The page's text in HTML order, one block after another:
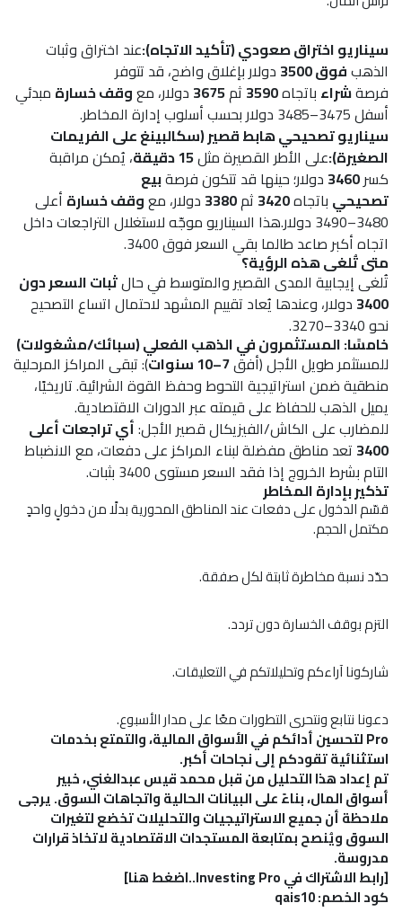
سيناريو اختراق صعودي (تأكيد الاتجاه):عند اختراق وثبات
الذهبفوق 3500
دولار بإغلاق واضح، قد تتوفر
فرصةشراء باتجاه3590 ثم3675 دولار، معوقف خسارة مبدئي
أسفل 3475–3485 دولار بحسب أسلوب إدارة المخاطر.
سيناريو تصحيحي هابط قصير (سكالبينغ على الفريمات
الصغيرة):على الأطر القصيرة مثل15 دقيقة
، يُمكن مراقبة
كسر3460 دولار؛ حينها قد تتكون فرصةبيع
تصحيحي باتجاه3420 ثم3380 دولار، معوقف خسارة أعلى
3480–3490 دولار.هذا السيناريو موجّه لاستغلال التراجعات داخل
اتجاه أكبر صاعد طالما بقي السعر فوق 3400.
متى تُلغى هذه الرؤية؟
تُلغى إيجابية المدى القصير والمتوسط في حالثبات السعر دون
3400 دولار، وعندها يُعاد تقييم المشهد لاحتمال اتساع التصحيح
نحو 3340–3270.
خامسًا: المستثمرون في الذهب الفعلي (سبائك/مشغولات)
للمستثمر طويل الأجل (أفق7–10 سنوات
): تبقى المراكز المرحلية
منطقية ضمن استراتيجية التحوط وحفظ القوة الشرائية. تاريخيًا،
يميل الذهب للحفاظ على قيمته عبر الدورات الاقتصادية.
للمضارب على الكاش/الفيزيكال قصير الأجل:أي تراجعات أعلى
3400 تعد مناطق مفضلة لبناء المراكز على دفعات، مع الانضباط
التام بشرط الخروج إذا فقد السعر مستوى 3400 بثبات.
تذكير بإدارة المخاطر
قسّم الدخول على دفعات عند المناطق المحورية بدلًا من دخولٍ واحدٍ
مكتمل الحجم.
حدّد نسبة مخاطرة ثابتة لكل صفقة.
التزم بوقف الخسارة دون تردد.
شاركونا آراءكم وتحليلاتكم في التعليقات.
دعونا نتابع ونتحرى التطورات معًا على مدار الأسبوع.
Pro لتحسين أدائكم في الأسواق المالية، والتمتع بخدمات
استثنائية تقودكم إلى نجاحات أكبر.
تم إعداد هذا التحليل من قبل محمد قيس عبدالغني، خبير
أسواق المال، بناءً على البيانات الحالية واتجاهات السوق. يرجى
ملاحظة أن جميع الاستراتيجيات والتحليلات تخضع لتغيرات
السوق ويُنصح بمتابعة المستجدات الاقتصادية لاتخاذ قرارات
مدروسة.
[رابط الاشتراك في Investing Pro..اضغط هنا]
كود الخصم: qais10